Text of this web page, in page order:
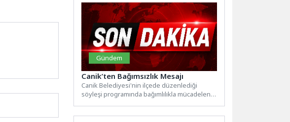
Gündem
Canik’ten Bağımsızlık Mesajı
Canik Belediyesi'nin ilçede düzenlediği
söyleşi programında bağımlılıkla mücadelenin